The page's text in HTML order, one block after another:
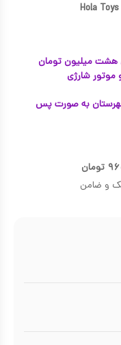
هشت میلیون تومان
موتور شارژی
به صورت پس
تومان